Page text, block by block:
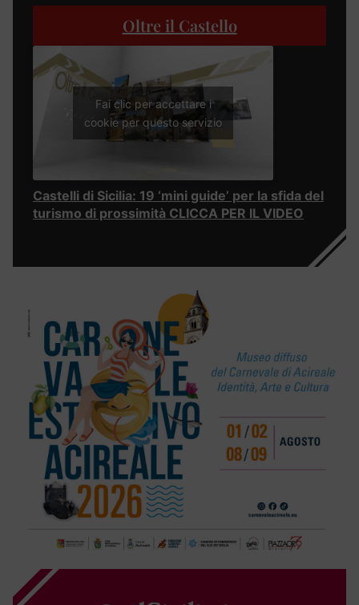
Oltre il Castello
Fai clic per accettare i
cookie per questo servizio
Castelli di Sicilia: 19 ‘mini guide’ per la sfida del
turismo di prossimità CLICCA PER IL VIDEO